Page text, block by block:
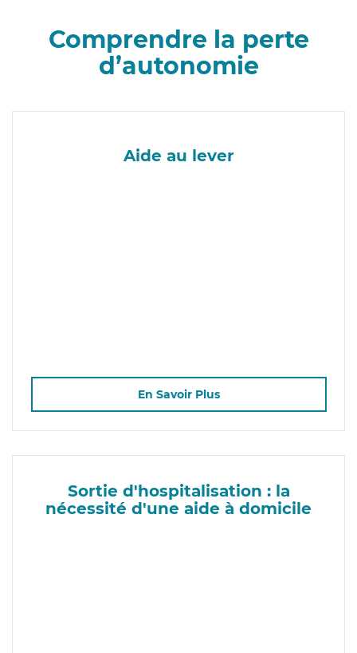
Comprendre la perte
d’autonomie
Aide au lever
En Savoir Plus
Sortie d'hospitalisation : la
nécessité d'une aide à domicile